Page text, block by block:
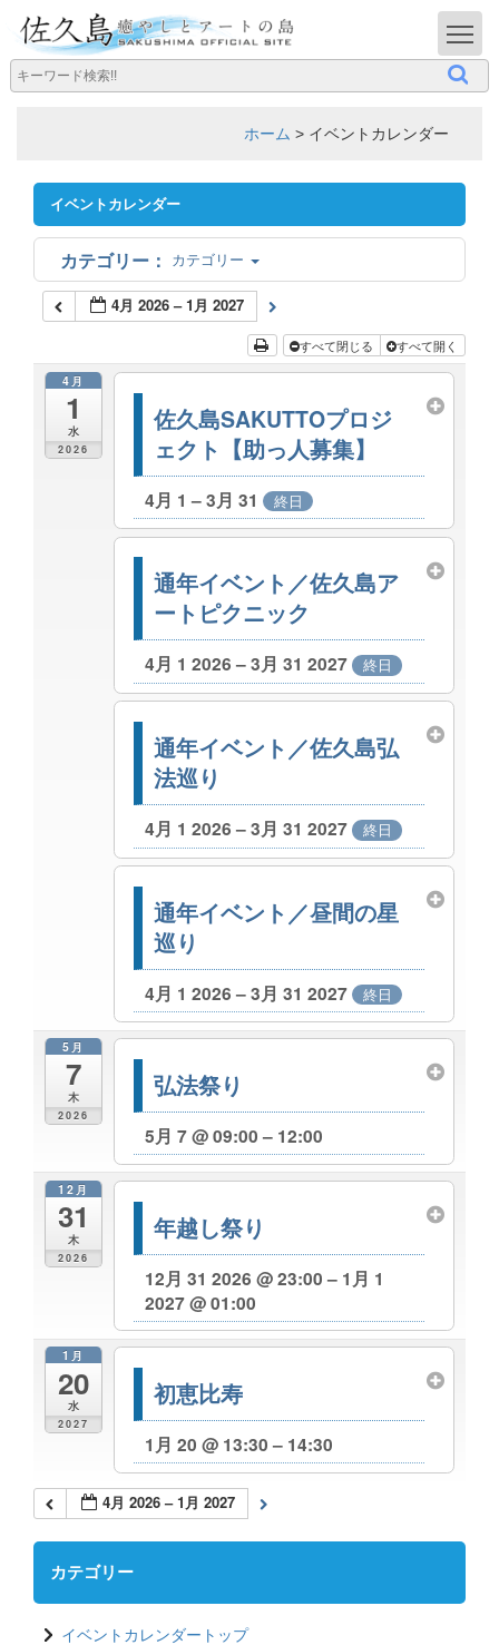
ホーム > イベントカレンダー
イベントカレンダー
カテゴリー
4月 2026 – 1月 2027
すべて閉じる すべて開く
4月
1
水
2026
佐久島SAKUTTOプロジ
ェクト【助っ人募集】
4月 1 – 3月 31 終日
通年イベント／佐久島ア
ートピクニック
4月 1 2026 – 3月 31 2027 終日
通年イベント／佐久島弘
法巡り
4月 1 2026 – 3月 31 2027 終日
通年イベント／昼間の星
巡り
4月 1 2026 – 3月 31 2027 終日
5月
7
木
2026
弘法祭り
5月 7 @ 09:00 – 12:00
12月
31
木
2026
年越し祭り
12月 31 2026 @ 23:00 – 1月 1
2027 @ 01:00
1月
20
水
2027
初恵比寿
1月 20 @ 13:30 – 14:30
4月 2026 – 1月 2027
カテゴリー
イベントカレンダートップ